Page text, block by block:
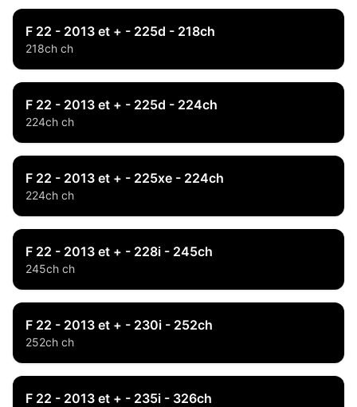
F 22 - 2013 et + - 225d - 218ch
218ch ch
F 22 - 2013 et + - 225d - 224ch
224ch ch
F 22 - 2013 et + - 225xe - 224ch
224ch ch
F 22 - 2013 et + - 228i - 245ch
245ch ch
F 22 - 2013 et + - 230i - 252ch
252ch ch
F 22 - 2013 et + - 235i - 326ch